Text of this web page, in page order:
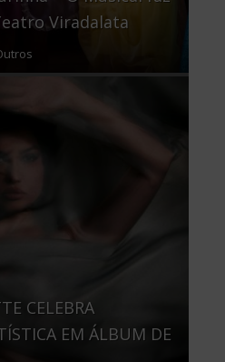
Viradalata
CELEBRA
EM ÁLBUM DE